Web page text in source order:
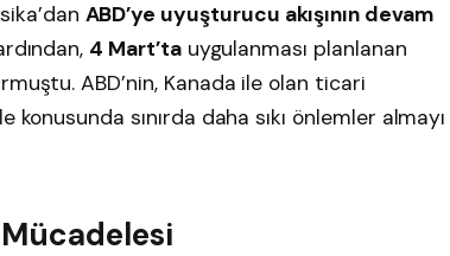
ABD’ye uyuşturucu akışının devam
4 Mart’tauygulanması planlanan
ABD’nin, Kanada ile olan ticari
sınırda daha sıkı önlemler almayı